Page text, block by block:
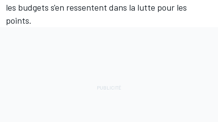
les budgets s'en ressentent dans la lutte pour les
points.